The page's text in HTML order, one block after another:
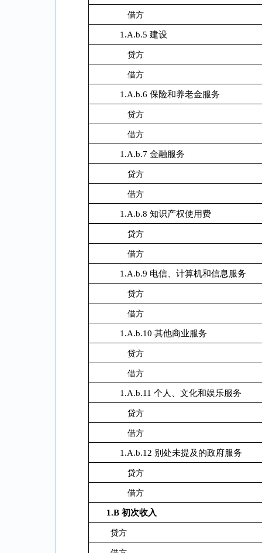
借方
1.A.b.5 建设
贷方
借方
1.A.b.6 保险和养老金服务
贷方
借方
1.A.b.7 金融服务
贷方
借方
1.A.b.8 知识产权使用费
贷方
借方
1.A.b.9 电信、计算机和信息服务
贷方
借方
1.A.b.10 其他商业服务
贷方
借方
1.A.b.11 个人、文化和娱乐服务
贷方
借方
1.A.b.12 别处未提及的政府服务
贷方
借方
1.B 初次收入
贷方